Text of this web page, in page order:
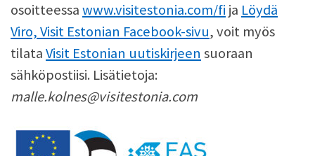
osoitteessawww.visitestonia.com/fi ja Löydä
Viro, Visit Estonian Facebook-sivu, voit myös
tilataVisit Estonian uutiskirjeen suoraan
sähköpostiisi. Lisätietoja:
malle.kolnes@visitestonia.com